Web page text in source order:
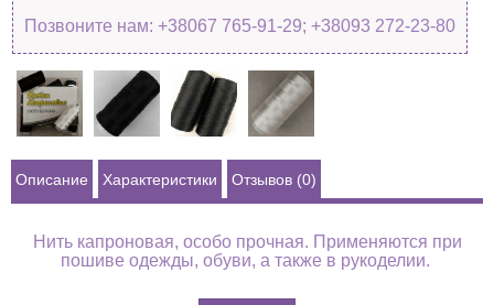
Позвоните нам: +38067 765-91-29; +38093 272-23-80
Описание Характеристики Отзывов (0)
Нить капроновая, особо прочная. Применяются при
пошиве одежды, обуви, а также в рукоделии.